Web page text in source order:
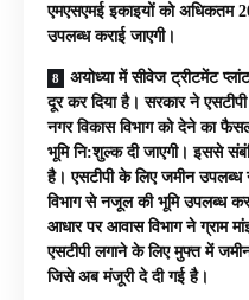
एमएसएमई इकाइयों को अधिकतम
उपलब्ध कराई जाएगी।
अयोध्या में सीवेज ट्रीटमेंट
दूर कर दिया है। सरकार ने
नगर विकास विभाग को देने का
भूमि नि:शुल्क दी जाएगी। इससे
है। एसटीपी के लिए जमीन उपलब्ध
विभाग से नजूल की भूमि उपलब्ध
आधार पर आवास विभाग ने ग्राम
एसटीपी लगाने के लिए मुफ्त में
जिसे अब मंजूरी दे दी गई है।